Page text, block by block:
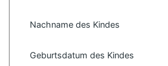
Nachname des Kindes
Geburtsdatum des Kindes